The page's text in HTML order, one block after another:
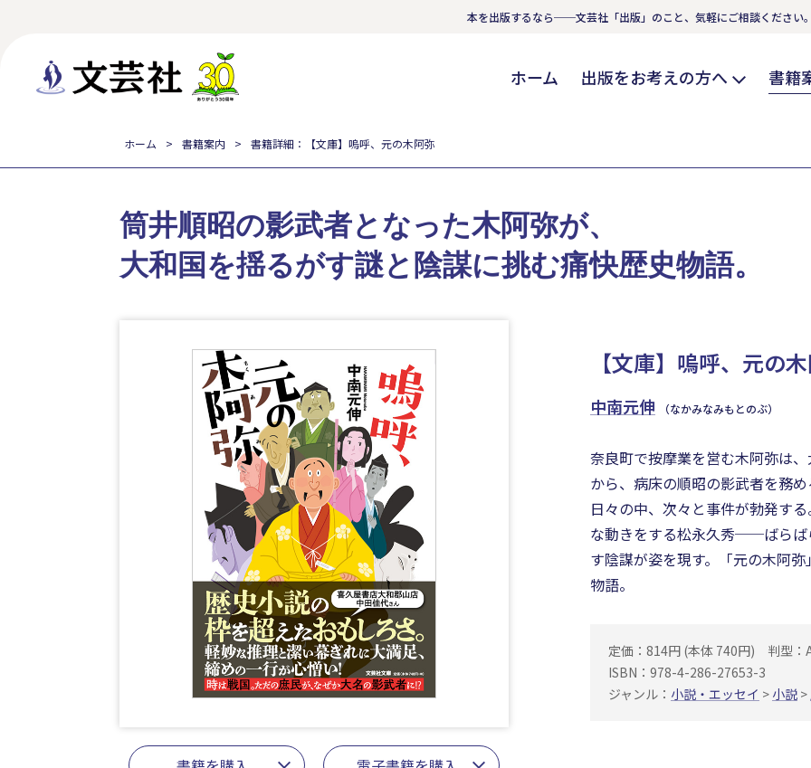
本を出版するなら──文芸社「出版」のこと、気軽にご相談ください。
ホーム 出版をお考えの方へ 書籍
ホーム 書籍案内 書籍詳細：【文庫】嗚呼、元の木阿弥
【文庫】嗚呼、元の
中南元伸 （なかみなみもとのぶ）
筒井順昭の影武者となった木阿弥が、
大和国を揺るがす謎と陰謀に挑む痛快歴史物語。
奈良町で按摩業を営む木阿弥は
から、病床の順昭の影武者を務
日々の中、次々と事件が勃発す
な動きをする松永久秀──ばらば
す陰謀が姿を現す。「元の木阿
物語。
定価：814円 (本体 740円) 判型：
ISBN：978-4-286-27653-3
ジャンル： 小説・エッセイ > 小説 >